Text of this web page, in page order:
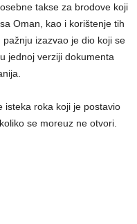
takse za brodove koji
Oman, kao i korištenje tih
izazvao je dio koji se
jednoj verziji dokumenta
isteka roka koji je postavio
se moreuz ne otvori.